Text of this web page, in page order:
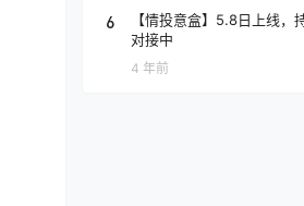
6
【情投意盒】5.8日上线，
对接中
4 年前